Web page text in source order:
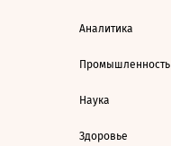
Аналитика
Промышленность
Наука
Здоровье